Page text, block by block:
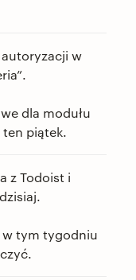
autoryzacji w
dla modułu
piątek.
z Todoist i
w tym tygodniu